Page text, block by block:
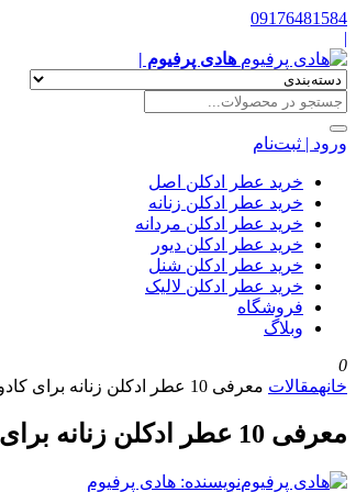
09176481584
|
هادی پرفیوم |
ورود | ثبت‌نام
خرید عطر ادکلن اصل
خرید عطر ادکلن زنانه
خرید عطر ادکلن مردانه
خرید عطر ادکلن دیور
خرید عطر ادکلن شنل
خرید عطر ادکلن لالیک
فروشگاه
وبلاگ
0
خانهمقالات معرفی 10 عطر ادکلن زنانه برای کادو ولنتاین امسال
معرفی 10 عطر ادکلن زنانه برای کادو ولنتاین امسال
نویسنده: هادی پرفیوم